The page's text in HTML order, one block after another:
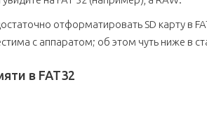
отформатировать SD карту в
с аппаратом; об этом чуть ниже в
в FAT32